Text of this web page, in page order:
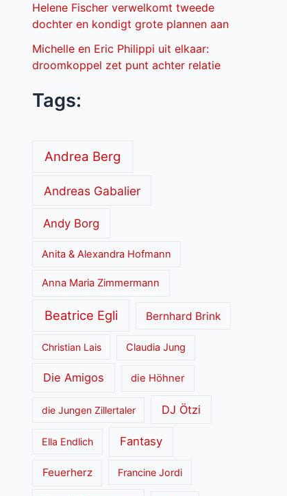
Helene Fischer verwelkomt tweede
dochter en kondigt grote plannen aan
Michelle en Eric Philippi uit elkaar:
droomkoppel zet punt achter relatie
Tags:
Andrea Berg
Andreas Gabalier
Andy Borg
Anita & Alexandra Hofmann
Anna Maria Zimmermann
Beatrice Egli Bernhard Brink
Christian Lais Claudia Jung
Die Amigos die Höhner
die Jungen Zillertaler DJ Ötzi
Ella Endlich Fantasy
Feuerherz Francine Jordi